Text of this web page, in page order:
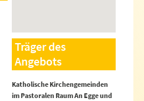
Träger des
Angebots
Katholische Kirchengemeinden
im Pastoralen Raum An Egge und